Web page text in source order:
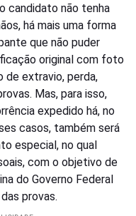
candidato não tenha
há mais uma forma
que não puder
original com foto
de extravio, perda,
Mas, para isso,
expedido há, no
casos, também será
especial, no qual
com o objetivo de
do Governo Federal
provas.